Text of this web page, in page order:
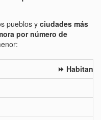
pueblos y ciudades más
por número de
⏩